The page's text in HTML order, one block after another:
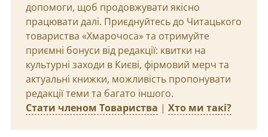
допомоги, щоб продовжувати якісно
працювати далі. Приєднуйтесь до Читацького
товариства «Хмарочоса» та отримуйте
приємні бонуси від редакції: квитки на
культурні заходи в Києві, фірмовий мерч та
актуальні книжки, можливість пропонувати
редакції теми та багато іншого.
Стати членом Товариства | Хто ми такі?